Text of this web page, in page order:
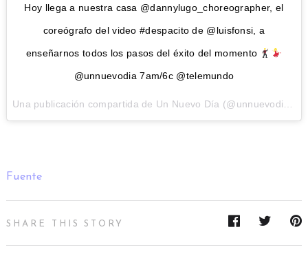
Hoy llega a nuestra casa @dannylugo_choreographer, el
coreógrafo del video #despacito de @luisfonsi, a
enseñarnos todos los pasos del éxito del momento
@unnuevodia 7am/6c @telemundo
Una publicación compartida de Un Nuevo Día (@unnuevodia) el
Fuente
SHARE THIS STORY